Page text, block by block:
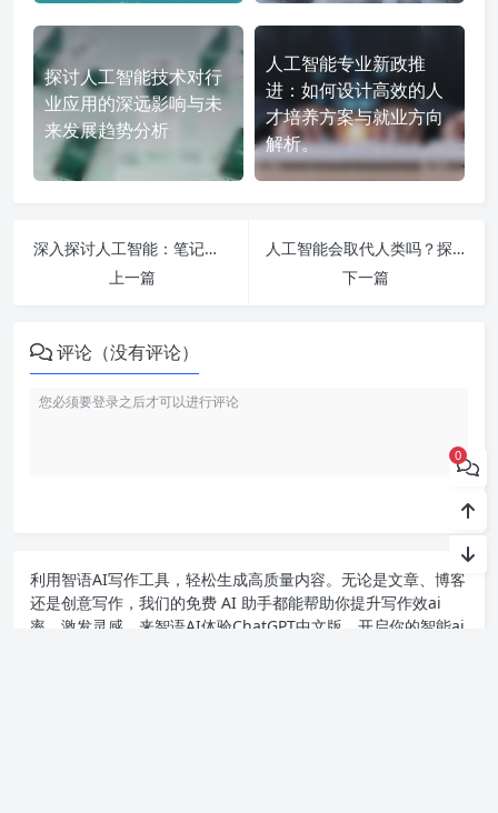
探讨人工智能技术对行
业应用的深远影响与未
来发展趋势分析
人工智能专业新政推
进：如何设计高效的人
才培养方案与就业方向
解析。
深入探讨人工智能：笔记本电脑配置要求与是否能取代人类的全方位分析
上一篇
人工智能会取代人类吗？探索技术影响与未来发展方向的深度思考
下一篇
评论（没有评论）
利用智语AI写作工具，轻松生成高质量内容。无论是文章、博客
还是创意写作，我们的免费 AI 助手都能帮助你提升写作效ai
率，激发灵感。来智语AI体验ChatGPT中文版 ，开启你的智能ai
0